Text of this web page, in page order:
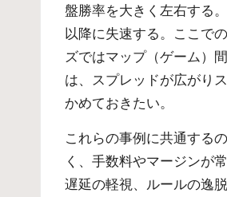
盤勝率を大きく左右する
以降に失速する。ここで
ズではマップ（ゲーム）
は、スプレッドが広がり
かめておきたい。
これらの事例に共通するの
く、手数料やマージンが
遅延の軽視、ルールの逸